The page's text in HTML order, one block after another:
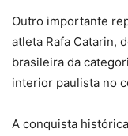
Outro importante
atleta Rafa Catarin,
brasileira da
interior paulista no
A conquista